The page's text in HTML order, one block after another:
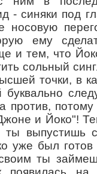
- синяки под
носовую
ему
и тем, что
сольный
точки, в
против,
и Йоко"!
ты выпустишь
уже был готов
ты